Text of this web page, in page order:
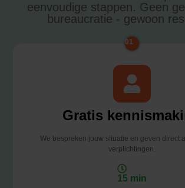
eenvoudige stappen. Geen
bureaucratie - gewoon
01
Gratis
We bespreken jouw situatie en geven direct
verplichtingen.
15 min